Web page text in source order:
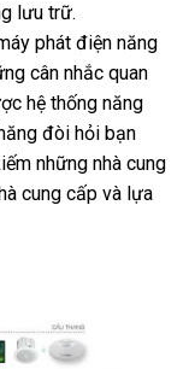
lưu trữ.
phát điện năng
cân nhắc quan
hệ thống năng
đòi hỏi bạn
những nhà cung
cung cấp và lựa